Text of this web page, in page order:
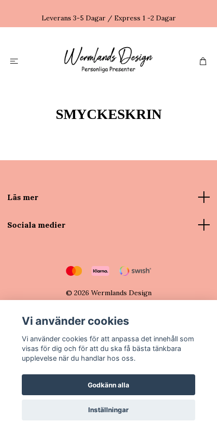
Leverans 3-5 Dagar / Express 1 -2 Dagar
SMYCKESKRIN
Läs mer
Sociala medier
© 2026 Wermlands Design
Vi använder cookies
Vi använder cookies för att anpassa det innehåll som
visas för dig och för att du ska få bästa tänkbara
upplevelse när du handlar hos oss.
Godkänn alla
Inställningar